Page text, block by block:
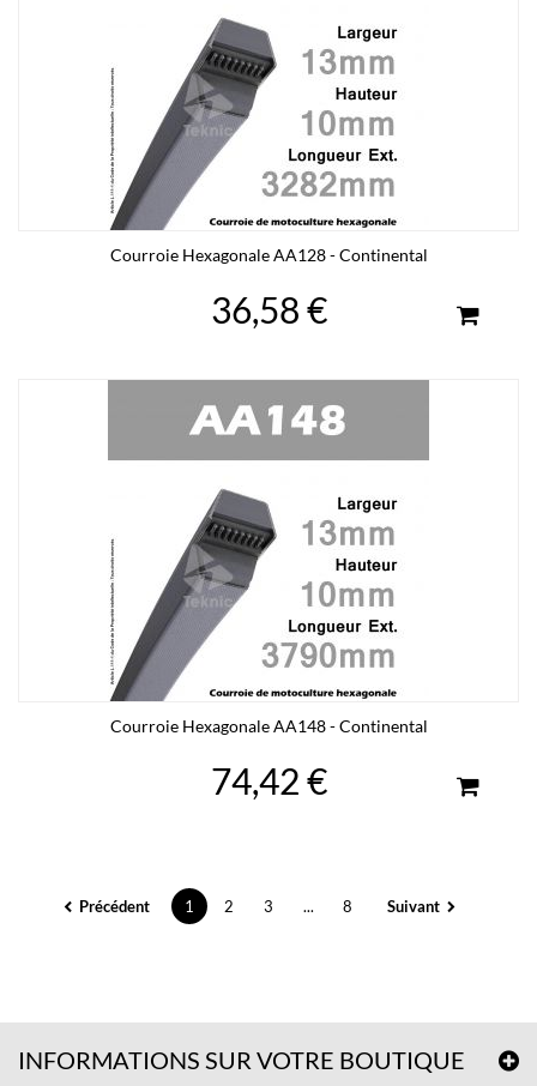
Courroie Hexagonale AA128 - Continental
36,58 €
Courroie Hexagonale AA148 - Continental
74,42 €
Précédent 1 2 3 ... 8 Suivant
INFORMATIONS SUR VOTRE BOUTIQUE